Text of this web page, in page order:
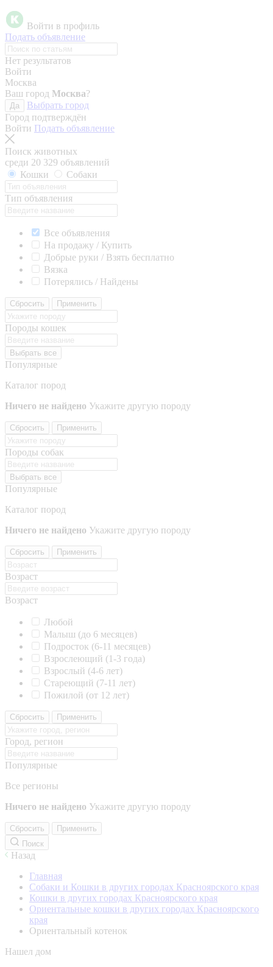
Войти в профиль
Подать объявление
Нет результатов
Войти
Москва
Ваш город Москва?
Да
Выбрать город
Город подтверждён
Войти Подать объявление
Поиск животных
среди 20 329 объявлений
Кошки
Собаки
Тип объявления
Все объявления
На продажу / Купить
Добрые руки / Взять бесплатно
Вязка
Потерялись / Найдены
Сбросить Применить
Породы кошек
Выбрать все
Популярные
Каталог пород
Ничего не найдено Укажите другую породу
Сбросить Применить
Породы собак
Выбрать все
Популярные
Каталог пород
Ничего не найдено Укажите другую породу
Сбросить Применить
Возраст
Возраст
Любой
Малыш (до 6 месяцев)
Подросток (6-11 месяцев)
Взрослеющий (1-3 года)
Взрослый (4-6 лет)
Стареющий (7-11 лет)
Пожилой (от 12 лет)
Сбросить Применить
Город, регион
Популярные
Все регионы
Ничего не найдено Укажите другую породу
Сбросить
Применить
Поиск
Назад
Главная
Собаки и Кошки в других городах Красноярского края
Кошки в других городах Красноярского края
Ориентальные кошки в других городах Красноярского
края
Ориентальный котенок
Нашел дом